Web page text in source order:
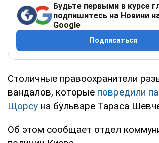
Будьте первыми в курсе
подпишитесь на Новини
Google
Подписаться
Столичные правоохранители
вандалов, которые повредили
Щорсу на бульваре Тараса
Об этом сообщает отдел